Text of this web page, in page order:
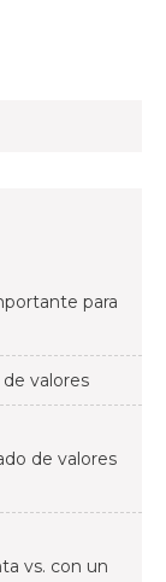
para
valores
de valores
vs. con un